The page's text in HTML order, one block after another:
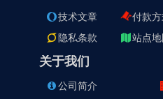
技术文章 付款
隐私条款
站点地
关于我们
公司简介